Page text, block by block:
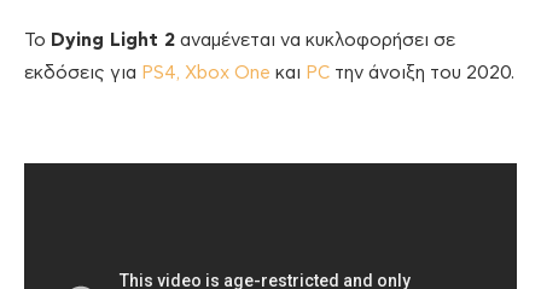
Το Dying Light 2 αναμένεται να κυκλοφορήσει σε
εκδόσεις για PS4, Xbox One και PC την άνοιξη του 2020.